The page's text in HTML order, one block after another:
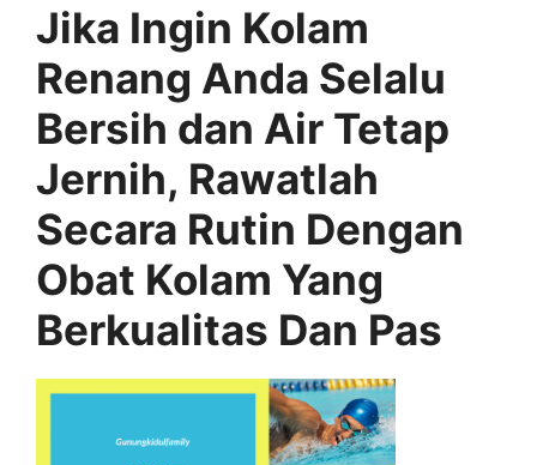
Jika Ingin Kolam
Renang Anda Selalu
Bersih dan Air Tetap
Jernih, Rawatlah
Secara Rutin Dengan
Obat Kolam Yang
Berkualitas Dan Pas